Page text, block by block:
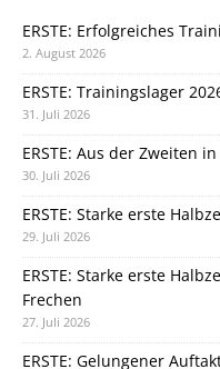
ERSTE: Erfolgreiches
2. August 2026
ERSTE: Trainingslager
31. Juli 2026
ERSTE: Aus der Zweiten
30. Juli 2026
ERSTE: Starke erste
29. Juli 2026
ERSTE: Starke erste
Frechen
27. Juli 2026
ERSTE: Gelungener